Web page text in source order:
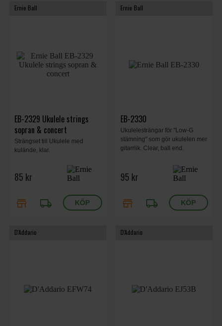
Ernie Ball
EB-2329 Ukulele strings
sopran & concert
Strängset till Ukulele med
kulände, klar.
85 kr
store local_shipping
Ernie Ball
EB-2330
Ukulelesträngar för "Low-G
stämning" som gör ukulelen mer
gitarrlik. Clear, ball end.
95 kr
store local_shipping
D'Addario D'Addario